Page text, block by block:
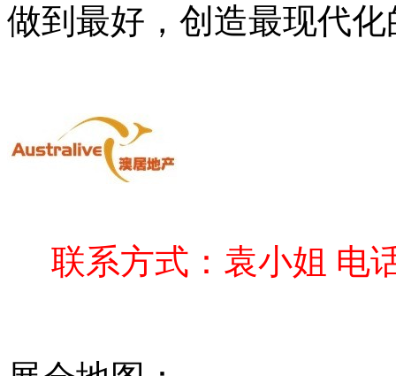
做到最好，创造最现代
联系方式：袁小姐 电